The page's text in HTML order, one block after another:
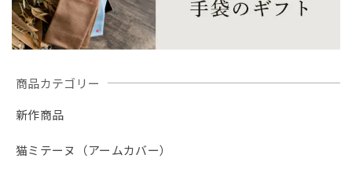
商品カテゴリー
新作商品
猫ミテーヌ（アームカバー）